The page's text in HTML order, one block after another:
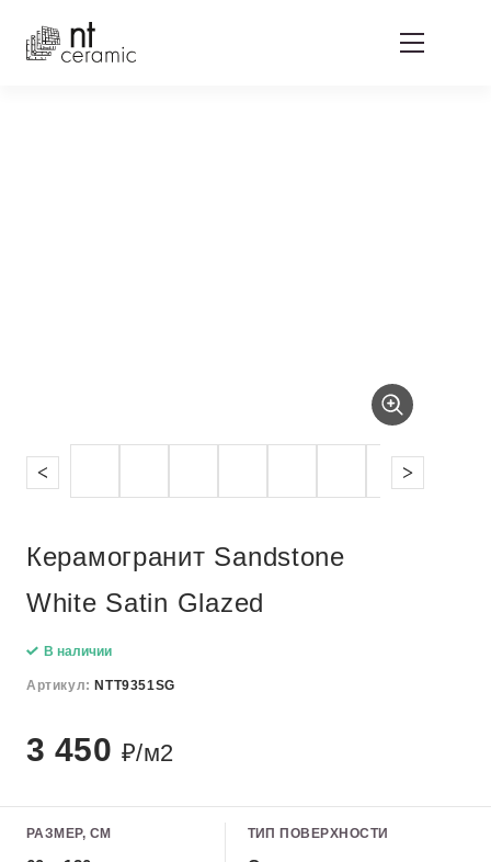
Керамогранит Sandstone
White Satin Glazed
В наличии
Артикул: NTT9351SG
3 450 ₽/м2
РАЗМЕР, СМ ТИП ПОВЕРХНОСТИ